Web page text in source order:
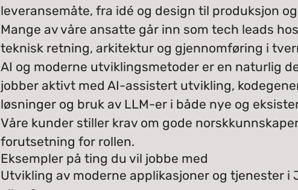
leveransemåte, fra idé og design til produksjon
Mange av våre ansatte går inn som tech leads
teknisk retning, arkitektur og gjennomføring i
AI og moderne utviklingsmetoder er en naturlig
jobber aktivt med AI-assistert utvikling,
løsninger og bruk av LLM-er i både nye og
Våre kunder stiller krav om gode
forutsetning for rollen.
Eksempler på ting du vil jobbe med
Utvikling av moderne applikasjoner og tjenester i